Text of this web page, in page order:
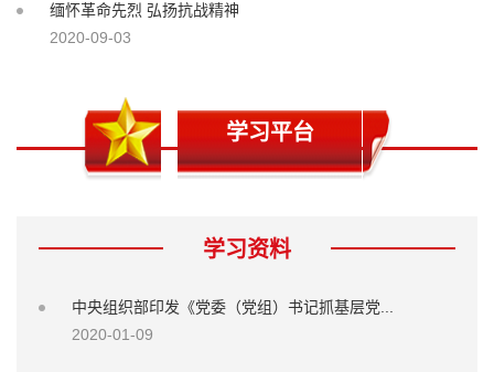
缅怀革命先烈 弘扬抗战精神
2020-09-03
学习平台
学习资料
中央组织部印发《党委（党组）书记抓基层党...
2020-01-09